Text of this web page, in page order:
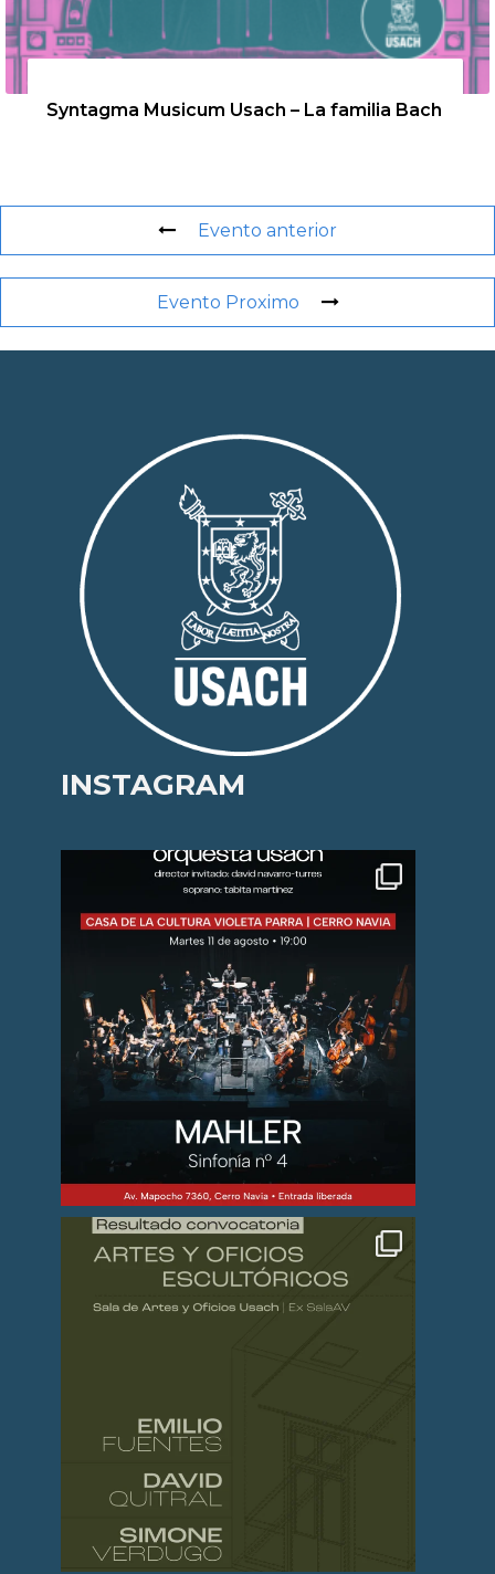
Syntagma Musicum Usach – La familia Bach
Evento anterior
Evento Proximo
INSTAGRAM